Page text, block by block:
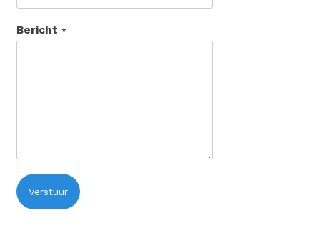
Bericht